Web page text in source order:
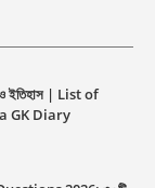
ও ইতিহাস | List of
GK Diary